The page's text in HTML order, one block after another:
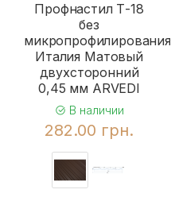
Профнастил Т-18
без
микропрофилирования
Италия Матовый
двухсторонний
0,45 мм ARVEDI
В наличии
282.00 грн.